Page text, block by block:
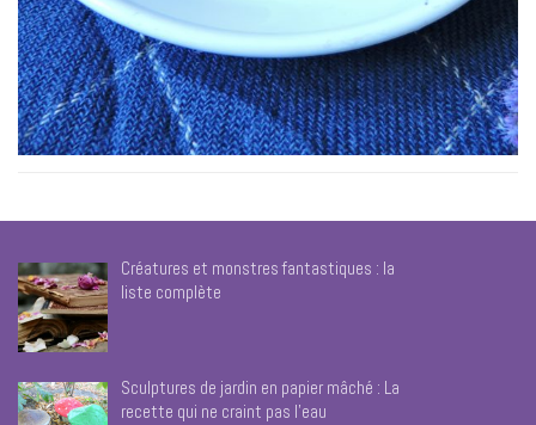
Créatures et monstres fantastiques : la
liste complète
Sculptures de jardin en papier mâché : La
recette qui ne craint pas l’eau